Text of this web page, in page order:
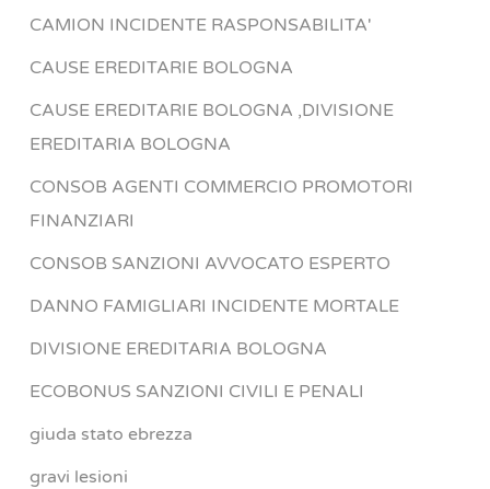
CAMION INCIDENTE RASPONSABILITA'
CAUSE EREDITARIE BOLOGNA
CAUSE EREDITARIE BOLOGNA ,DIVISIONE
EREDITARIA BOLOGNA
CONSOB AGENTI COMMERCIO PROMOTORI
FINANZIARI
CONSOB SANZIONI AVVOCATO ESPERTO
DANNO FAMIGLIARI INCIDENTE MORTALE
DIVISIONE EREDITARIA BOLOGNA
ECOBONUS SANZIONI CIVILI E PENALI
giuda stato ebrezza
gravi lesioni